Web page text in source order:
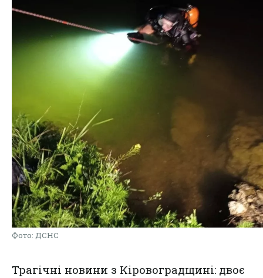
Фото: ДСНС
Трагічні новини з Кіровоградщині: двоє